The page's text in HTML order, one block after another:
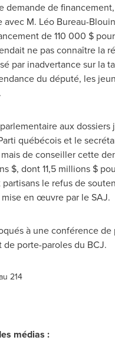
demande de
M. Léo Bureau-
de 110 000 $
ne pas connaître la
par inadvertance sur la
du député, les
aux
québécois et le
de conseiller cette
dont 11,5 millions $
le refus de
en œuvre par le SAJ.
à une conférence
porte-paroles du BCJ.
214
médias :